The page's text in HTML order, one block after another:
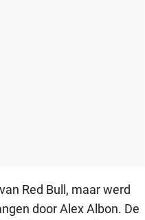
Red Bull, maar werd
door Alex Albon. De